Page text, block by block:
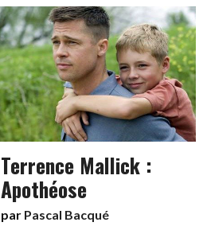
Terrence Mallick :
Apothéose
par Pascal Bacqué